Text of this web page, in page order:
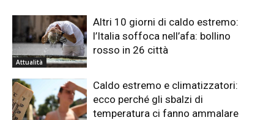
Attualità
Altri 10 giorni di caldo estremo:
l’Italia soffoca nell’afa: bollino
rosso in 26 città
Caldo estremo e climatizzatori:
ecco perché gli sbalzi di
temperatura ci fanno ammalare